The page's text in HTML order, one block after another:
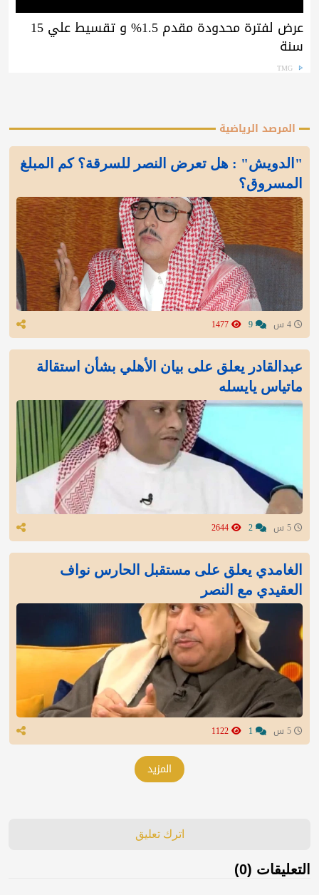
عرض لفترة محدودة مقدم 1.5% و تقسيط علي 15
سنة
TMG
المرصد الرياضية
"الدويش" : هل تعرض النصر للسرقة؟ كم المبلغ
المسروق؟
عبدالقادر يعلق على بيان الأهلي بشأن استقالة
ماتياس يايسله
الغامدي يعلق على مستقبل الحارس نواف
العقيدي مع النصر
المزيد
اترك تعليق
التعليقات (0)